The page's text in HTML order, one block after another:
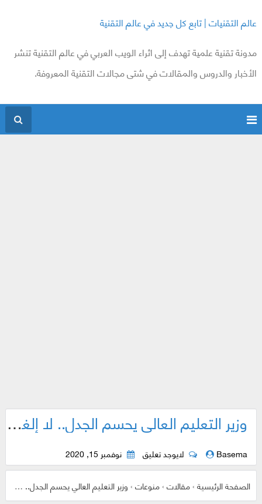
عالم التقنيات | تابع كل جديد في عالم التقنية
مدونة تقنية علمية تهدف إلى اثراء الويب العربي في عالم التقنية تنشر
الأخبار والدروس والمقالات في شتى مجالات التقنية المعروفة.
وزير التعليم العالي يحسم الجدل.. لا إلغاء لاختصاصات في كليات هندسة الزراعة بالجامعات؟
Basema لايوجد تعليق نوفمبر 15, 2020
الصفحة الرئيسية›مقالات›منوعات›وزير التعليم العالي يحسم الجدل.. لا إلغاء لاختصاصات في كليات هندسة الزراعة بالجامعات؟